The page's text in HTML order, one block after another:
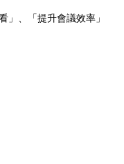
」、「提升會議效率」